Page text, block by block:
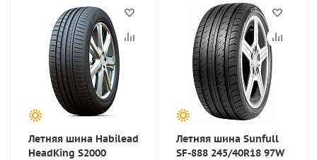
Летняя шина Habilead
HeadKing S2000
Летняя шина Sunfull
SF-888 245/40R18 97W